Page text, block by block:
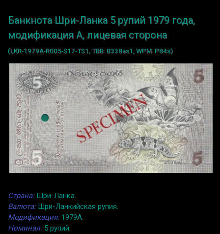
Банкнота Шри-Ланка 5 рупий 1979 года,
модификация A, лицевая сторона
(LKR-1979A-R005-S17-TS1, TBB: B338as1, WPM: P84s)
Страна:Шри-Ланка.
Валюта:Шри-Ланкийская рупия.
Модификация:1979A.
Номинал:5 рупий.